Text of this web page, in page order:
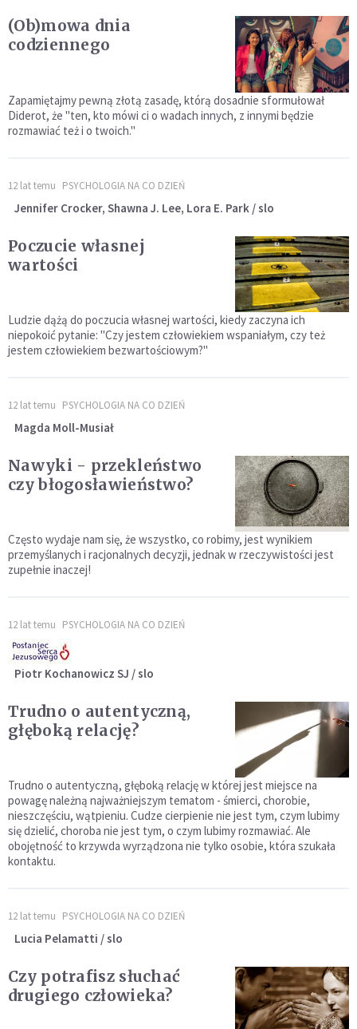
(Ob)mowa dnia
codziennego
Zapamiętajmy pewną złotą zasadę, którą dosadnie sformułował
Diderot, że "ten, kto mówi ci o wadach innych, z innymi będzie
rozmawiać też i o twoich."
12 lat temu PSYCHOLOGIA NA CO DZIEŃ
Jennifer Crocker, Shawna J. Lee, Lora E. Park / slo
Poczucie własnej
wartości
Ludzie dążą do poczucia własnej wartości, kiedy zaczyna ich
niepokoić pytanie: "Czy jestem człowiekiem wspaniałym, czy też
jestem człowiekiem bezwartościowym?"
12 lat temu PSYCHOLOGIA NA CO DZIEŃ
Magda Moll-Musiał
Nawyki - przekleństwo
czy błogosławieństwo?
Często wydaje nam się, że wszystko, co robimy, jest wynikiem
przemyślanych i racjonalnych decyzji, jednak w rzeczywistości jest
zupełnie inaczej!
12 lat temu PSYCHOLOGIA NA CO DZIEŃ
Piotr Kochanowicz SJ / slo
Trudno o autentyczną,
głęboką relację?
Trudno o autentyczną, głęboką relację w której jest miejsce na
powagę należną najważniejszym tematom - śmierci, chorobie,
nieszczęściu, wątpieniu. Cudze cierpienie nie jest tym, czym lubimy
się dzielić, choroba nie jest tym, o czym lubimy rozmawiać. Ale
obojętność to krzywda wyrządzona nie tylko osobie, która szukała
kontaktu.
12 lat temu PSYCHOLOGIA NA CO DZIEŃ
Lucia Pelamatti / slo
Czy potrafisz słuchać
drugiego człowieka?